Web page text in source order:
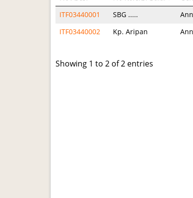
ITF03440001
SBG .....
ITF03440002
Kp. Aripan
Showing 1 to 2 of 2 entries